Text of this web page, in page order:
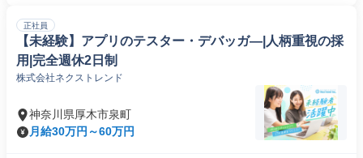
正社員
【未経験】アプリのテスター・デバッガ―|人柄重視の採
用|完全週休2日制
株式会社ネクストレンド
神奈川県厚木市泉町
月給30万円～60万円